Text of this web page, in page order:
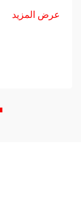
عرض المزيد